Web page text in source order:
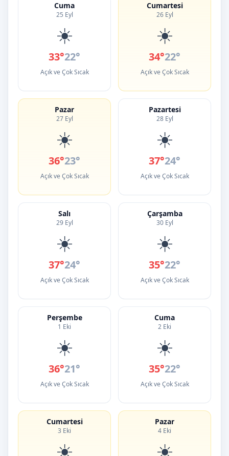
Cuma
25 Eyl
☀️
33°22°
Açık ve Çok Sıcak
Cumartesi
26 Eyl
☀️
34°22°
Açık ve Çok Sıcak
Pazar
27 Eyl
☀️
36°23°
Açık ve Çok Sıcak
Pazartesi
28 Eyl
☀️
37°24°
Açık ve Çok Sıcak
Salı
29 Eyl
☀️
37°24°
Açık ve Çok Sıcak
Çarşamba
30 Eyl
☀️
35°22°
Açık ve Çok Sıcak
Perşembe
1 Eki
☀️
36°21°
Açık ve Çok Sıcak
Cuma
2 Eki
☀️
35°22°
Açık ve Çok Sıcak
Cumartesi
3 Eki
☀️
Pazar
4 Eki
☀️